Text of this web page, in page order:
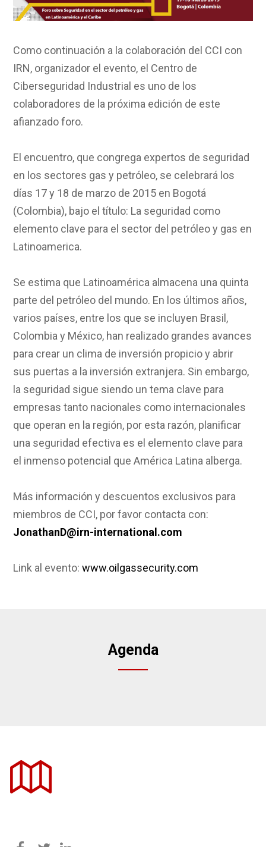
Como continuación a la colaboración del CCI con
IRN, organizador el evento, el Centro de
Ciberseguridad Industrial es uno de los
colaboradores de la próxima edición de este
afianzado foro.
El encuentro, que congrega expertos de seguridad
en los sectores gas y petróleo, se celebrará los
días 17 y 18 de marzo de 2015 en Bogotá
(Colombia), bajo el título: La seguridad como
elemento clave para el sector del petróleo y gas en
Latinoamerica.
Se estima que Latinoamérica almacena una quinta
parte del petróleo del mundo. En los últimos años,
varios países, entre los que se incluyen Brasil,
Colombia y México, han realizado grandes avances
para crear un clima de inversión propicio y abrir
sus puertas a la inversión extranjera. Sin embargo,
la seguridad sigue siendo un tema clave para
empresas tanto nacionales como internacionales
que operan en la región, por esta razón, planificar
una seguridad efectiva es el elemento clave para
el inmenso potencial que América Latina alberga.
Más información y descuentos exclusivos para
miembros de CCI, por favor contacta con:
JonathanD@irn-international.com
Link al evento:www.oilgassecurity.com
Agenda